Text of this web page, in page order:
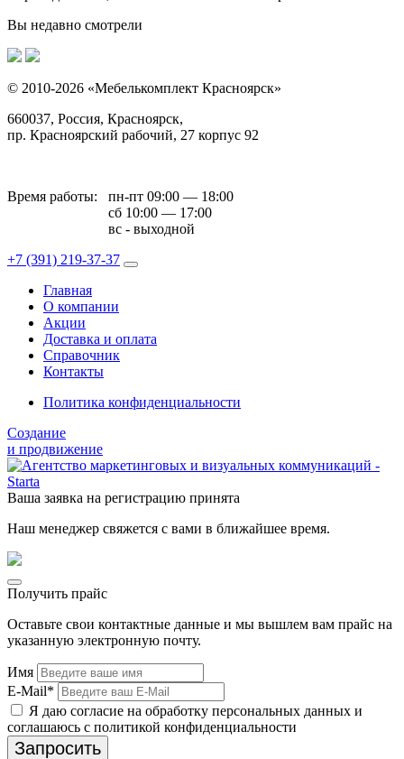
Вы недавно смотрели
© 2010-2026 «Мебелькомплект Красноярск»
660037, Россия, Красноярск,
пр. Красноярский рабочий, 27 корпус 92
Время работы:
пн-пт 09:00 — 18:00
сб 10:00 — 17:00
вс - выходной
+7 (391) 219-37-37
Главная
О компании
Акции
Доставка и оплата
Справочник
Контакты
Политика конфиденциальности
Создание
и продвижение
Ваша заявка на регистрацию принята
Наш менеджер свяжется с вами в ближайшее время.
Получить прайс
Оставьте свои контактные данные и мы вышлем вам прайс на
указанную электронную почту.
Имя
E-Mail*
Я даю согласие на обработку персональных данных и
соглашаюсь с политикой конфиденциальности
Запросить